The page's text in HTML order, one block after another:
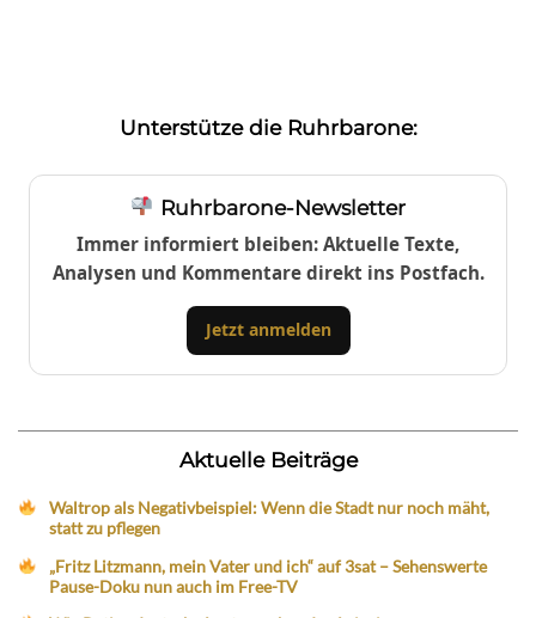
Unterstütze die Ruhrbarone:
Ruhrbarone-Newsletter
Immer informiert bleiben: Aktuelle Texte,
Analysen und Kommentare direkt ins Postfach.
Jetzt anmelden
Aktuelle Beiträge
Waltrop als Negativbeispiel: Wenn die Stadt nur noch mäht,
statt zu pflegen
„Fritz Litzmann, mein Vater und ich“ auf 3sat – Sehenswerte
Pause-Doku nun auch im Free-TV